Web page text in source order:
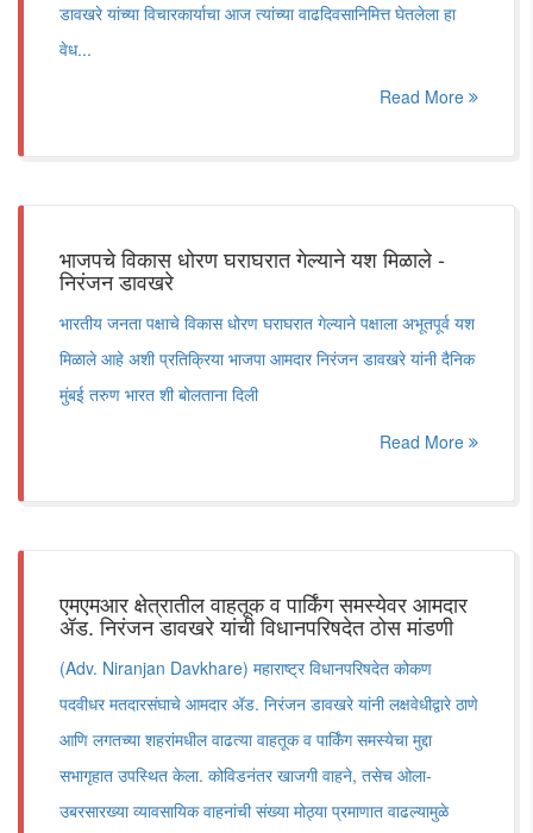
डावखरे यांच्या विचारकार्याचा आज त्यांच्या वाढदिवसानिमित्त घेतलेला हा
वेध...
Read More
भाजपचे विकास धोरण घराघरात गेल्याने यश मिळाले -
निरंजन डावखरे
भारतीय जनता पक्षाचे विकास धोरण घराघरात गेल्याने पक्षाला अभूतपूर्व यश
मिळाले आहे अशी प्रतिक्रिया भाजपा आमदार निरंजन डावखरे यांनी दैनिक
मुंबई तरुण भारत शी बोलताना दिली
Read More
एमएमआर क्षेत्रातील वाहतूक व पार्किंग समस्येवर आमदार
ॲड. निरंजन डावखरे यांची विधानपरिषदेत ठोस मांडणी
(Adv. Niranjan Davkhare) महाराष्ट्र विधानपरिषदेत कोकण
पदवीधर मतदारसंघाचे आमदार ॲड. निरंजन डावखरे यांनी लक्षवेधीद्वारे ठाणे
आणि लगतच्या शहरांमधील वाढत्या वाहतूक व पार्किंग समस्येचा मुद्दा
सभागृहात उपस्थित केला. कोविडनंतर खाजगी वाहने, तसेच ओला-
उबरसारख्या व्यावसायिक वाहनांची संख्या मोठ्या प्रमाणात वाढल्यामुळे